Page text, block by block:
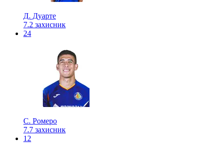
Д. Дуарте
7.2 захисник
24
С. Ромеро
7.7 захисник
12